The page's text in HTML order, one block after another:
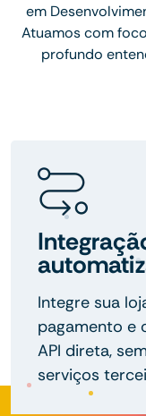
em
Atuamos com
profundo
Integre sua
pagamento e
API direta,
serviços